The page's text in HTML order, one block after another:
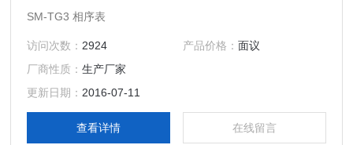
SM-TG3 相序表
访问次数： 2924 产品价格： 面议
厂商性质：生产厂家
更新日期： 2016-07-11
查看详情 在线留言